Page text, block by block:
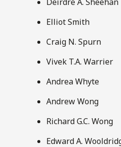
Elliot Smith
Craig N. Spurn
Vivek T.A. Warrier
Andrea Whyte
Andrew Wong
Richard G.C. Wong
Edward A.